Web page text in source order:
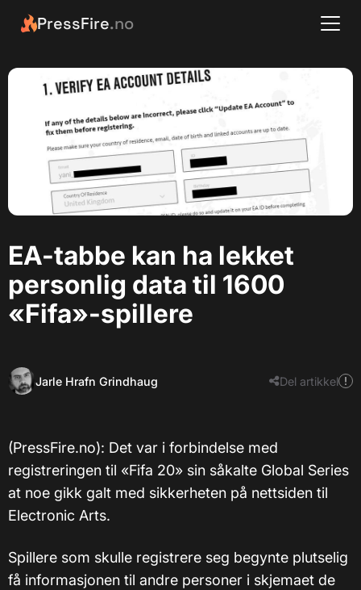
PressFire.no
EA-tabbe kan ha lekket
personlig data til 1600
«Fifa»-spillere
Jarle Hrafn Grindhaug Del artikkel
(PressFire.no): Det var i forbindelse med
registreringen til «Fifa 20» sin såkalte Global Series
at noe gikk galt med sikkerheten på nettsiden til
Electronic Arts.
Spillere som skulle registrere seg begynte plutselig
få informasjonen til andre personer i skjemaet de